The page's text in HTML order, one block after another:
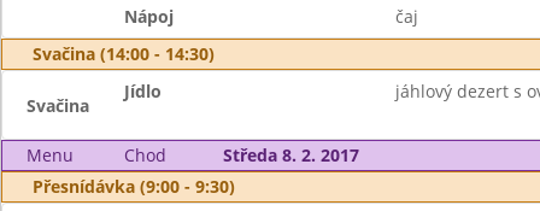
Nápoj
čaj
Svačina (14:00 - 14:30)
Svačina
Jídlo jáhlový dezert s
Menu Chod
Středa 8. 2. 2017
Přesnídávka (9:00 - 9:30)